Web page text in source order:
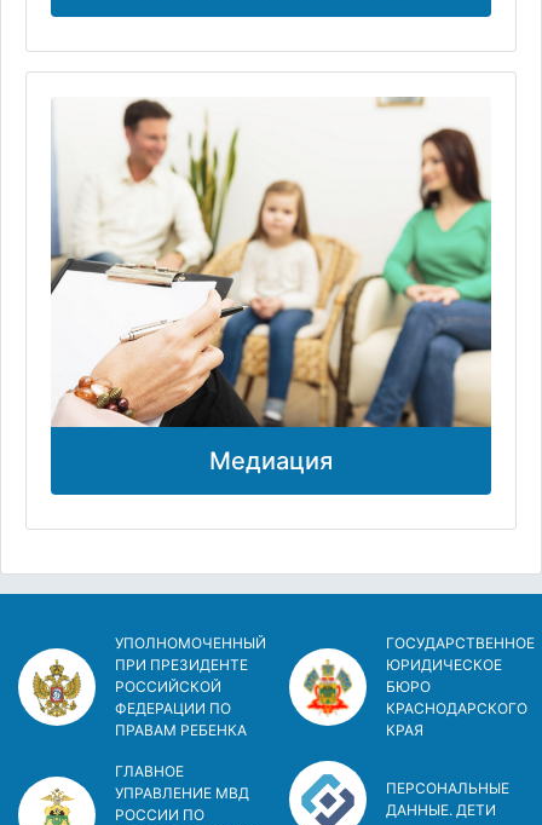
Медиация
УПОЛНОМОЧЕННЫЙ
ПРИ ПРЕЗИДЕНТЕ
РОССИЙСКОЙ
ФЕДЕРАЦИИ ПО
ПРАВАМ РЕБЕНКА
ГЛАВНОЕ
УПРАВЛЕНИЕ МВД
РОССИИ ПО
ГОСУДАРСТВЕННОЕ
ЮРИДИЧЕСКОЕ
БЮРО
КРАСНОДАРСКОГО
КРАЯ
ПЕРСОНАЛЬНЫЕ
ДАННЫЕ. ДЕТИ